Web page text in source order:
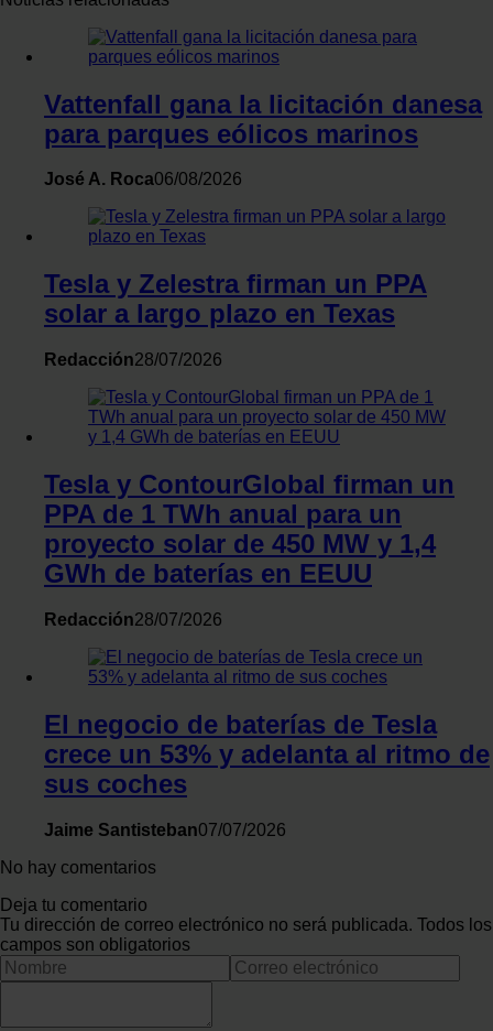
Las cookies de este sitio web se usan para personalizar el
contenido y los anuncios, ofrecer funciones de redes
y analizar el tráfico. Además, compartimos información
el uso que haga del sitio web con nuestros partners de redes
sociales, publicidad y análisis web, quienes pueden
recopilado a partir del uso que haya hecho de sus servicios.
Vattenfall gana la licitación danesa
para parques eólicos marinos
José A. Roca06/08/2026
Tesla y Zelestra firman un PPA
solar a largo plazo en Texas
Redacción28/07/2026
Tesla y ContourGlobal firman un
PPA de 1 TWh anual para un
proyecto solar de 450 MW y 1,4
GWh de baterías en EEUU
Redacción28/07/2026
El negocio de baterías de Tesla
crece un 53% y adelanta al ritmo de
sus coches
Jaime Santisteban07/07/2026
No hay comentarios
Deja tu comentario
Tu dirección de correo electrónico no será publicada. Todos los
campos son obligatorios